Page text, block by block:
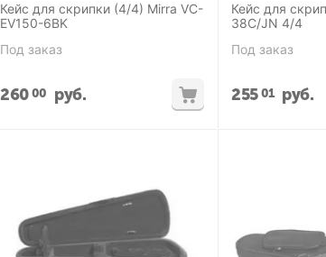
Кейс для скрипки (4/4) Mirra VC-
EV150-6BK
Под заказ
26000 руб.
Кейс для
38С/JN 4/4
Под заказ
25501 руб.